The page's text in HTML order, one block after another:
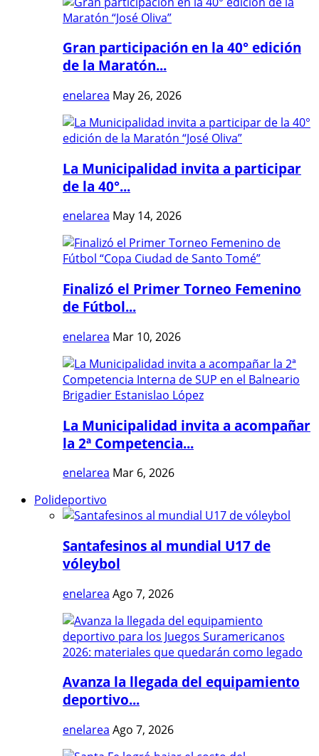
Gran participación en la 40° edición
de la Maratón...
enelarea May 26, 2026
La Municipalidad invita a participar
de la 40°...
enelarea May 14, 2026
Finalizó el Primer Torneo Femenino
de Fútbol...
enelarea Mar 10, 2026
La Municipalidad invita a acompañar
la 2ª Competencia...
enelarea Mar 6, 2026
Polideportivo
Santafesinos al mundial U17 de
vóleybol
enelarea Ago 7, 2026
Avanza la llegada del equipamiento
deportivo...
enelarea Ago 7, 2026